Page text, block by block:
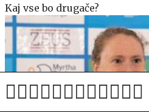
Kaj vse bo drugače?